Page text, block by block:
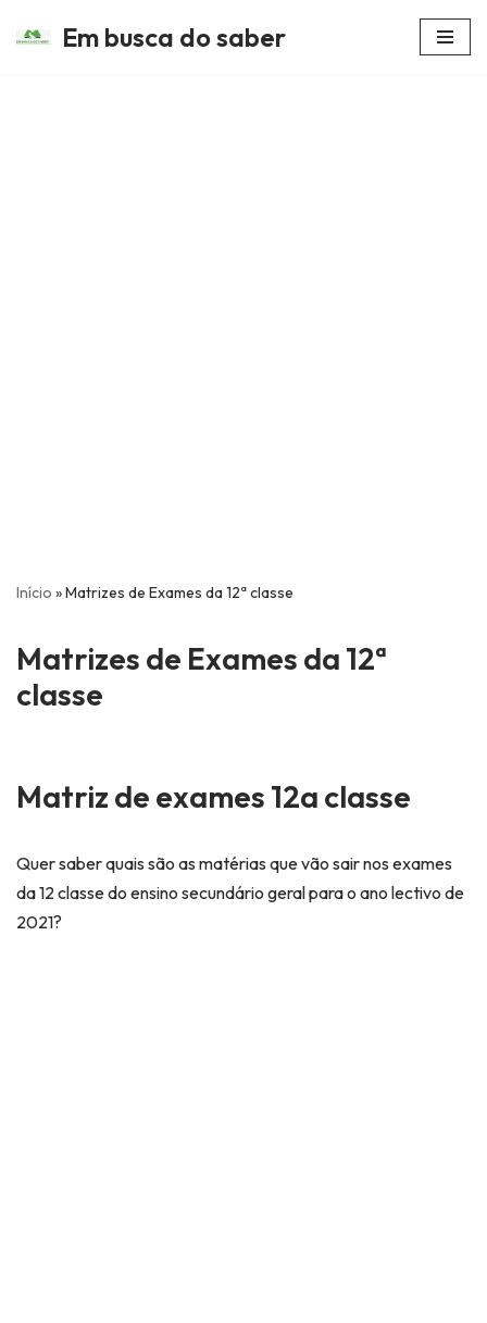
Em busca do saber
Início »Matrizes de Exames da 12ª classe
Matrizes de Exames da 12ª
classe
Matriz de exames 12a classe
Quer saber quais são as matérias que vão sair nos exames
da 12 classe do ensino secundário geral para o ano lectivo de
2021?